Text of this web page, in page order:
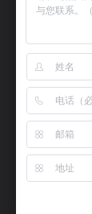
中型
重型